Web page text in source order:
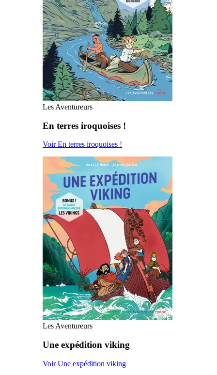
Les Aventureurs
En terres iroquoises !
Voir En terres iroquoises !
Les Aventureurs
Une expédition viking
Voir Une expédition viking